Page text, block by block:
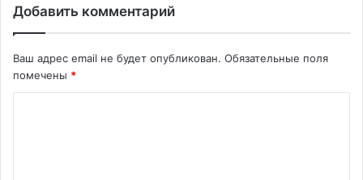
Добавить комментарий
Ваш адрес email не будет опубликован. Обязательные поля
помечены *